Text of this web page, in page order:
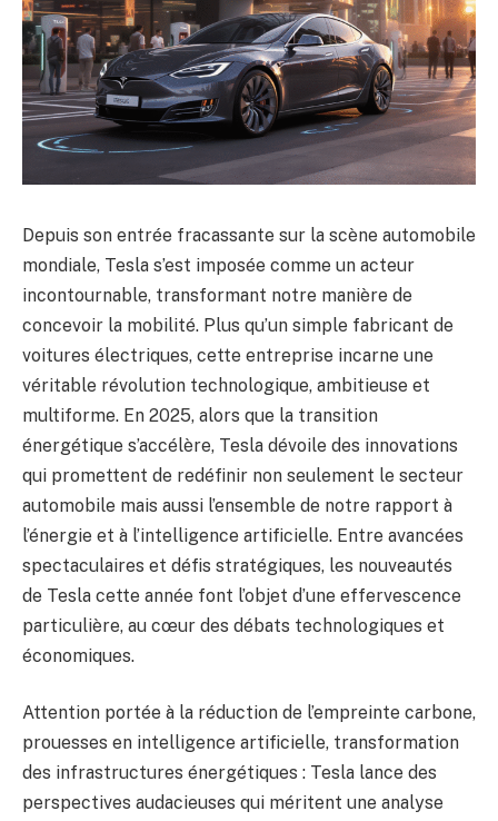
Depuis son entrée fracassante sur la scène automobile
mondiale, Tesla s’est imposée comme un acteur
incontournable, transformant notre manière de
concevoir la mobilité. Plus qu’un simple fabricant de
voitures électriques, cette entreprise incarne une
véritable révolution technologique, ambitieuse et
multiforme. En 2025, alors que la transition
énergétique s’accélère, Tesla dévoile des innovations
qui promettent de redéfinir non seulement le secteur
automobile mais aussi l’ensemble de notre rapport à
l’énergie et à l’intelligence artificielle. Entre avancées
spectaculaires et défis stratégiques, les nouveautés
de Tesla cette année font l’objet d’une effervescence
particulière, au cœur des débats technologiques et
économiques.
Attention portée à la réduction de l’empreinte carbone,
prouesses en intelligence artificielle, transformation
des infrastructures énergétiques : Tesla lance des
perspectives audacieuses qui méritent une analyse